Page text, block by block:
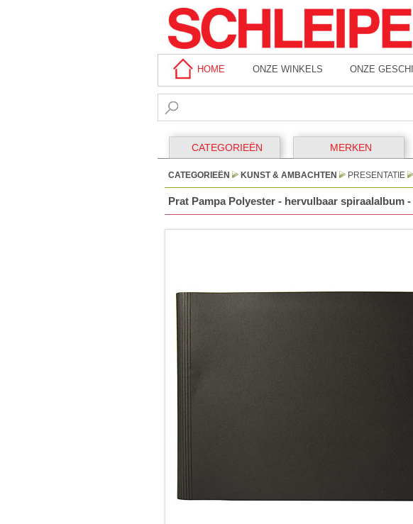
HOME ONZE WINKELS ONZE
CATEGORIEËN MERKEN
CATEGORIEËN KUNST & AMBACHTEN PRESENTATIE
Prat Pampa Polyester - hervulbaar spiraalalbum